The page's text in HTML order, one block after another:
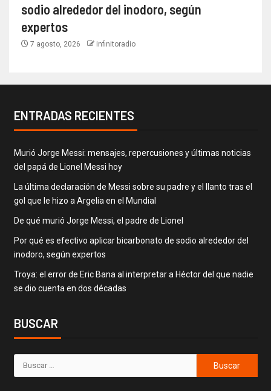
sodio alrededor del inodoro, según
expertos
7 agosto, 2026 infinitoradio
ENTRADAS RECIENTES
Murió Jorge Messi: mensajes, repercusiones y últimas noticias
del papá de Lionel Messi hoy
La última declaración de Messi sobre su padre y el llanto tras el
gol que le hizo a Argelia en el Mundial
De qué murió Jorge Messi, el padre de Lionel
Por qué es efectivo aplicar bicarbonato de sodio alrededor del
inodoro, según expertos
Troya: el error de Eric Bana al interpretar a Héctor del que nadie
se dio cuenta en dos décadas
BUSCAR